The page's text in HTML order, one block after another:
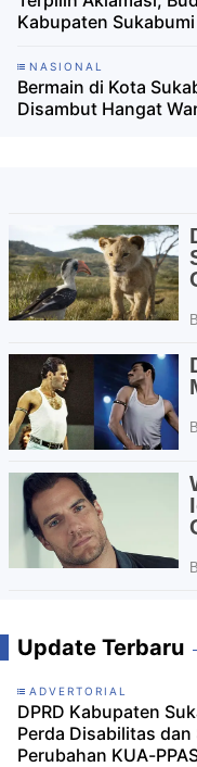
Kabupaten Sukabumi
NASIONAL
Bermain di Kota
Disambut Hangat
Update Terbaru
ADVERTORIAL
DPRD Kabupaten
Perda Disabilitas dan
Perubahan KUA-